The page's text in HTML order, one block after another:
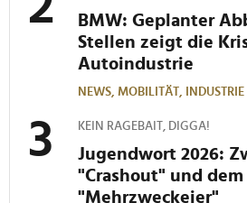
BMW: Geplanter
Stellen zeigt die
Autoindustrie
NEWS, MOBILITÄT, INDUSTRIE
KEIN RAGEBAIT, DIGGA!
Jugendwort 2026:
"Crashout" und
"Mehrzweckeier"